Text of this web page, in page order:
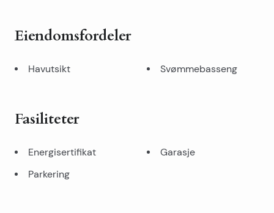
Eiendomsfordeler
Havutsikt Svømmebasseng
Fasiliteter
Energisertifikat
Garasje
Parkering